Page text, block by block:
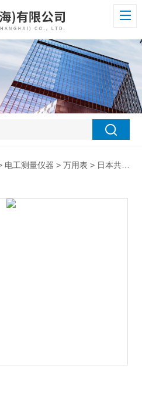
电工测量仪器 >万用表 > 日本共立KEW1011万用表